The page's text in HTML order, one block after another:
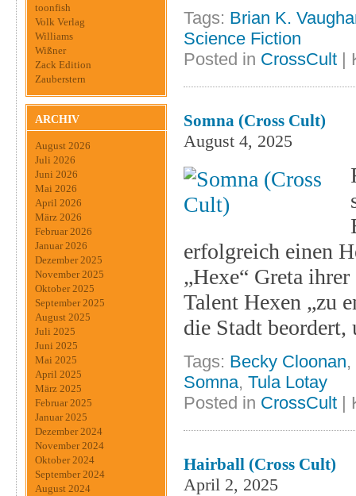
toonfish
Volk Verlag
Williams
Wißner
Zack Edition
Zauberstern
ARCHIV
August 2026
Juli 2026
Juni 2026
Mai 2026
April 2026
März 2026
Februar 2026
Januar 2026
Dezember 2025
November 2025
Oktober 2025
September 2025
August 2025
Juli 2025
Juni 2025
Mai 2025
April 2025
März 2025
Februar 2025
Januar 2025
Dezember 2024
November 2024
Oktober 2024
September 2024
August 2024
Tags: Brian K.
Science Fiction
Posted in CrossCult |
Somna (Cross Cult)
August 4, 2025
erfolgreich einen
„Hexe“ Greta
Talent Hexen „zu
die Stadt
Tags: Becky Cloonan,
Somna, Tula Lotay
Posted in CrossCult |
Hairball (Cross Cult)
April 2, 2025